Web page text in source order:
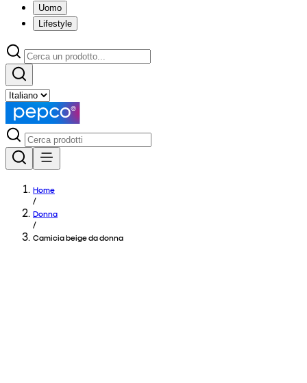
Uomo
Lifestyle
Home
/
Donna
/
Camicia beige da donna